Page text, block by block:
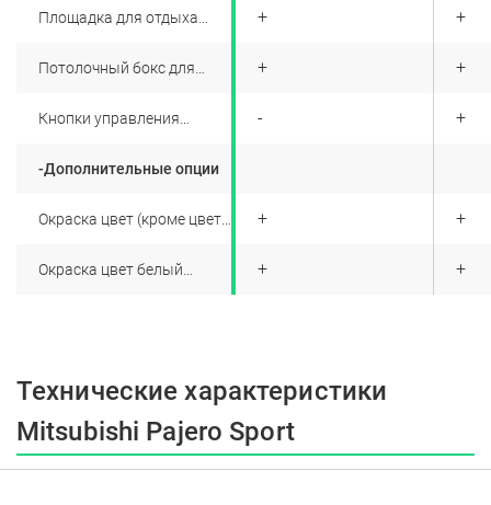
Площадка для отдыха
Потолочный бокс для
Кнопки управления
-Дополнительные опции
Окраска цвет (кроме цвета
Окраска цвет белый
+
+
+
+
+
+
+
-
+
+
+
+
+
+
+
Технические характеристики
Mitsubishi Pajero Sport